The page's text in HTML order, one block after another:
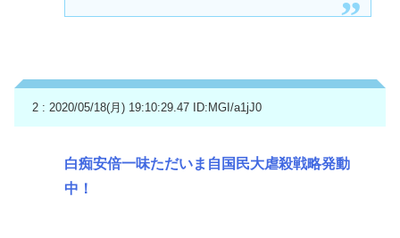
2 : 2020/05/18(月) 19:10:29.47 ID:MGI/a1jJ0
白痴安倍一味ただいま自国民大虐殺戦略発動
中！